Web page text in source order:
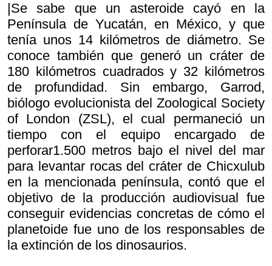
|Se sabe que un asteroide cayó en la
Península de Yucatán, en México, y que
tenía unos 14 kilómetros de diámetro. Se
conoce también que generó un cráter de
180 kilómetros cuadrados y 32 kilómetros
de profundidad. Sin embargo, Garrod,
biólogo evolucionista del Zoological Society
of London (ZSL), el cual permaneció un
tiempo con el equipo encargado de
perforar1.500 metros bajo el nivel del mar
para levantar rocas del cráter de Chicxulub
en la mencionada península, contó que el
objetivo de la producción audiovisual fue
conseguir evidencias concretas de cómo el
planetoide fue uno de los responsables de
la extinción de los dinosaurios.